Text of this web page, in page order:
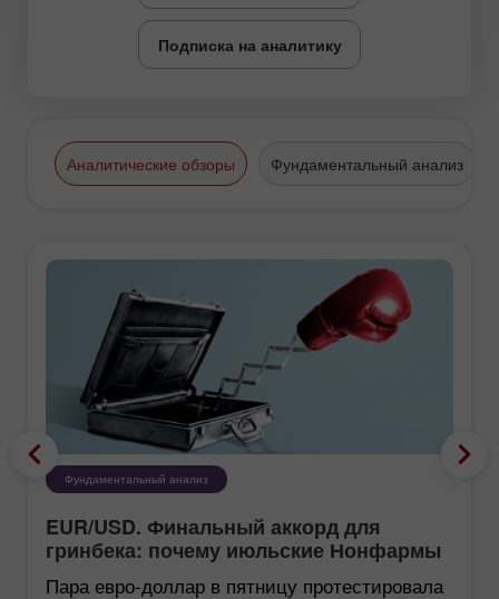
Подписка на аналитику
Аналитические обзоры Фундаментальный анализ
Фундаментальный анализ
EUR/USD. Финальный аккорд для
гринбека: почему июльские Нонфармы
еще хуже, чем кажутся
Пара евро-доллар в пятницу протестировала